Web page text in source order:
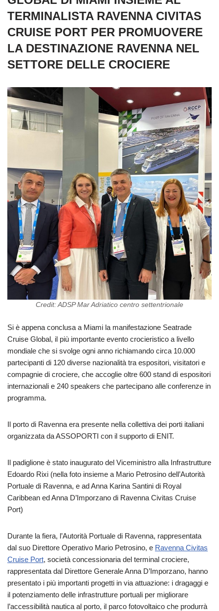
TERMINALISTA RAVENNA CIVITAS
CRUISE PORT PER PROMUOVERE
LA DESTINAZIONE RAVENNA NEL
SETTORE DELLE CROCIERE
Credit: ADSP Mar Adriatico centro settentrionale
Si è appena conclusa a Miami la manifestazione Seatrade
Cruise Global, il più importante evento crocieristico a livello
mondiale che si svolge ogni anno richiamando circa 10.000
partecipanti di 120 diverse nazionalità tra espositori, visitatori e
compagnie di crociere, che accoglie oltre 600 stand di espositori
internazionali e 240 speakers che partecipano alle conferenze in
programma.
Il porto di Ravenna era presente nella collettiva dei porti italiani
organizzata da ASSOPORTI con il supporto di ENIT.
Il padiglione è stato inaugurato del Viceministro alla Infrastrutture
Edoardo Rixi (nella foto insieme a Mario Petrosino dell’Autorità
Portuale di Ravenna, e ad Anna Karina Santini di Royal
Caribbean ed Anna D’Imporzano di Ravenna Civitas Cruise
Port)
Durante la fiera, l’Autorità Portuale di Ravenna, rappresentata
dal suo Direttore Operativo Mario Petrosino, e Ravenna Civitas
Cruise Port, società concessionaria del terminal crociere,
rappresentata dal Direttore Generale Anna D’Imporzano, hanno
presentato i più importanti progetti in via attuazione: i dragaggi e
il potenziamento delle infrastrutture portuali per migliorare
l’accessibilità nautica al porto, il parco fotovoltaico che produrrà